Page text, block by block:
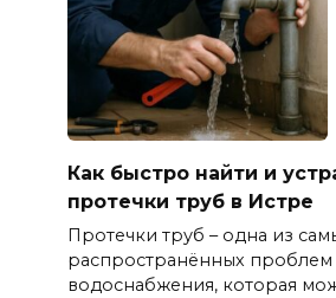
Как быстро найти и
протечки труб в Истре
Протечки труб – одна из
распространённых проблем
водоснабжения, которая